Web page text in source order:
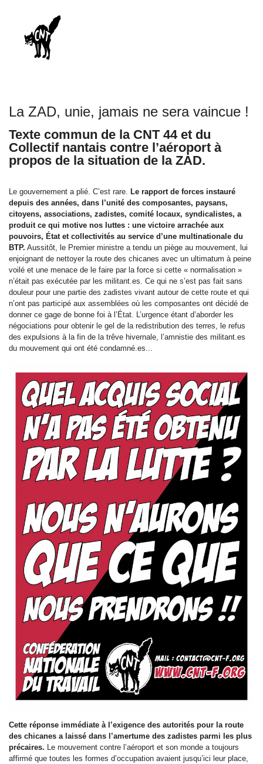
La ZAD, unie, jamais ne sera vaincue !
Texte commun de la CNT 44 et du
Collectif nantais contre l’aéroport à
propos de la situation de la ZAD.
Le gouvernement a plié. C’est rare. Le rapport de forces instauré
depuis des années, dans l’unité des composantes, paysans,
citoyens, associations, zadistes, comité locaux, syndicalistes, a
produit ce qui motive nos luttes : une victoire arrachée aux
pouvoirs, État et collectivités au service d’une multinationale du
BTP. Aussitôt, le Premier ministre a tendu un piège au mouvement, lui
enjoignant de nettoyer la route des chicanes avec un ultimatum à peine
voilé et une menace de le faire par la force si cette « normalisation »
n’était pas exécutée par les militant.es. Ce qui ne s’est pas fait sans
douleur pour une partie des zadistes vivant autour de cette route et qui
n’ont pas participé aux assemblées où les composantes ont décidé de
donner ce gage de bonne foi à l’État. L’urgence étant d’aborder les
négociations pour obtenir le gel de la redistribution des terres, le refus
des expulsions à la fin de la trêve hivernale, l’amnistie des militant.es
du mouvement qui ont été condamné.es...
Cette réponse immédiate à l’exigence des autorités pour la route
des chicanes a laissé dans l’amertume des zadistes parmi les plus
précaires. Le mouvement contre l’aéroport et son monde a toujours
affirmé que toutes les formes d’occupation avaient jusqu’ici leur place,